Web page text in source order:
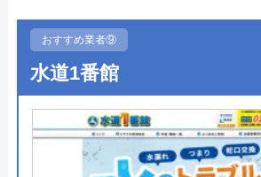
公式サイトを見る
クラシアンの基本情報
運営会社 株式会社クラシアン
今田健治
●定休日
●出張見積もり
●支払い方法 ―
●累計実績 ―
―
おすすめ業者⑨
水道1番館